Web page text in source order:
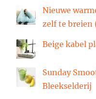
Nieuwe
zelf te breien
Beige kabel
Sunday
Bleekselderij